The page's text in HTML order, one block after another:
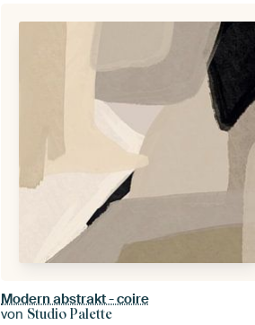
Modern abstrakt - coire
von Studio Palette